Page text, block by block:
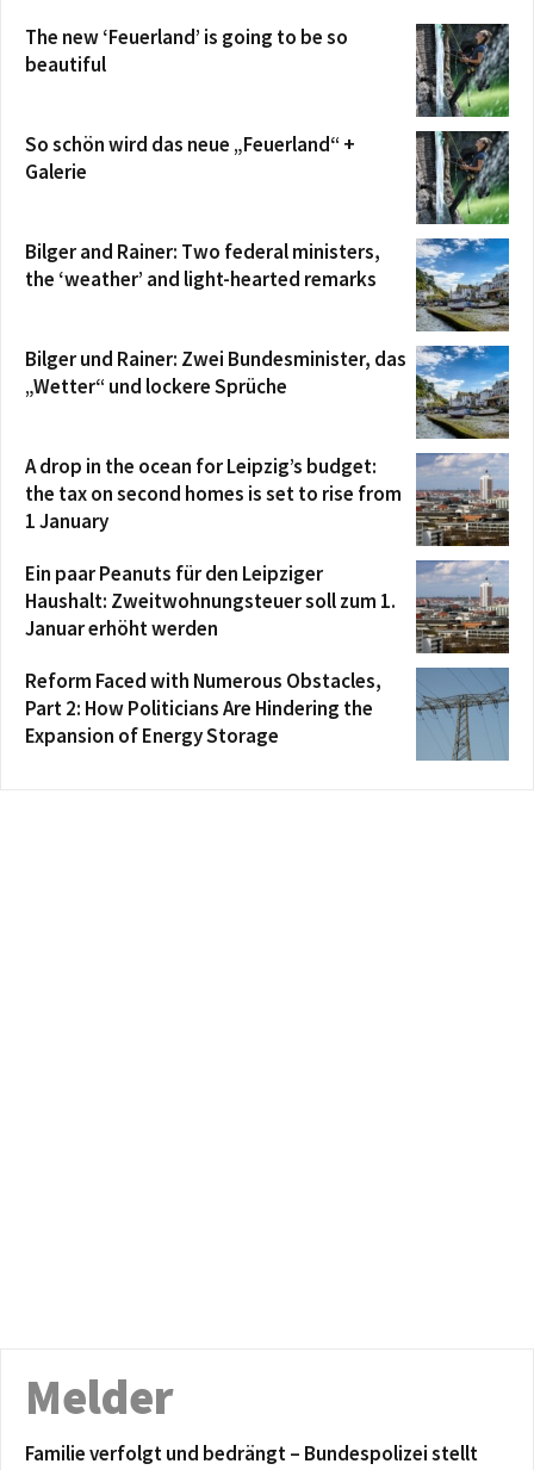
The new ‘Feuerland’ is going to be so
beautiful
So schön wird das neue „Feuerland“ +
Galerie
Bilger and Rainer: Two federal ministers,
the ‘weather’ and light-hearted remarks
Bilger und Rainer: Zwei Bundesminister, das
„Wetter“ und lockere Sprüche
A drop in the ocean for Leipzig’s budget:
the tax on second homes is set to rise from
1 January
Ein paar Peanuts für den Leipziger
Haushalt: Zweitwohnungsteuer soll zum 1.
Januar erhöht werden
Reform Faced with Numerous Obstacles,
Part 2: How Politicians Are Hindering the
Expansion of Energy Storage
Melder
Familie verfolgt und bedrängt – Bundespolizei stellt